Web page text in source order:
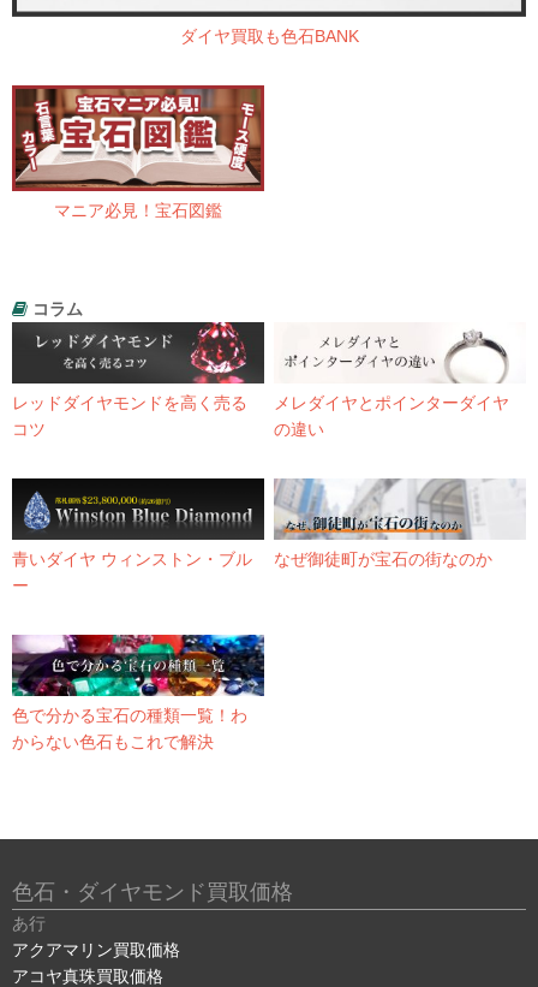
ダイヤ買取も色石BANK
マニア必見！宝石図鑑
コラム
レッドダイヤモンドを高く売る
コツ
メレダイヤとポインターダイヤ
の違い
青いダイヤ ウィンストン・ブル
ー
なぜ御徒町が宝石の街なのか
色で分かる宝石の種類一覧！わ
からない色石もこれで解決
色石・ダイヤモンド買取価格
あ行
アクアマリン買取価格
アコヤ真珠買取価格